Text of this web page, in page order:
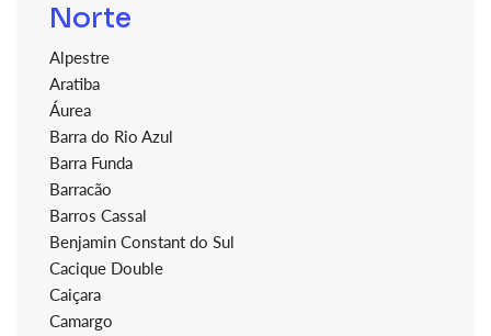
Norte
Alpestre
Aratiba
Áurea
Barra do Rio Azul
Barra Funda
Barracão
Barros Cassal
Benjamin Constant do Sul
Cacique Double
Caiçara
Camargo